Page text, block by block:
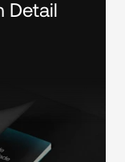
Detail